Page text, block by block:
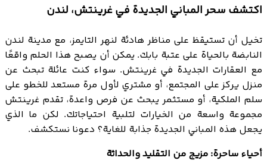
اكتشف سحر المباني الجديدة في غرينتش، لندن
تخيل أن تستيقظ على مناظر هادئة لنهر التايمز، مع مدينة لندن
النابضة بالحياة على عتبة بابك. يمكن أن يصبح هذا الحلم واقعًا
مع العقارات الجديدة في غرينتش. سواء كنت عائلة تبحث عن
منزل يركز على المجتمع، أو مشتري لأول مرة مستعد للخطو على
سلم الملكية، أو مستثمر يبحث عن فرص واعدة، تقدم غرينتش
مجموعة واسعة من الخيارات لتلبية احتياجاتك. لكن ما الذي
يجعل هذه المباني الجديدة جذابة للغاية؟ دعونا نستكشف.
أحياء ساحرة: مزيج من التقليد والحداثة